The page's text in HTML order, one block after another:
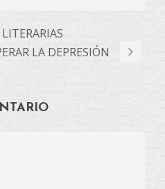
LA DEPRESIÓN